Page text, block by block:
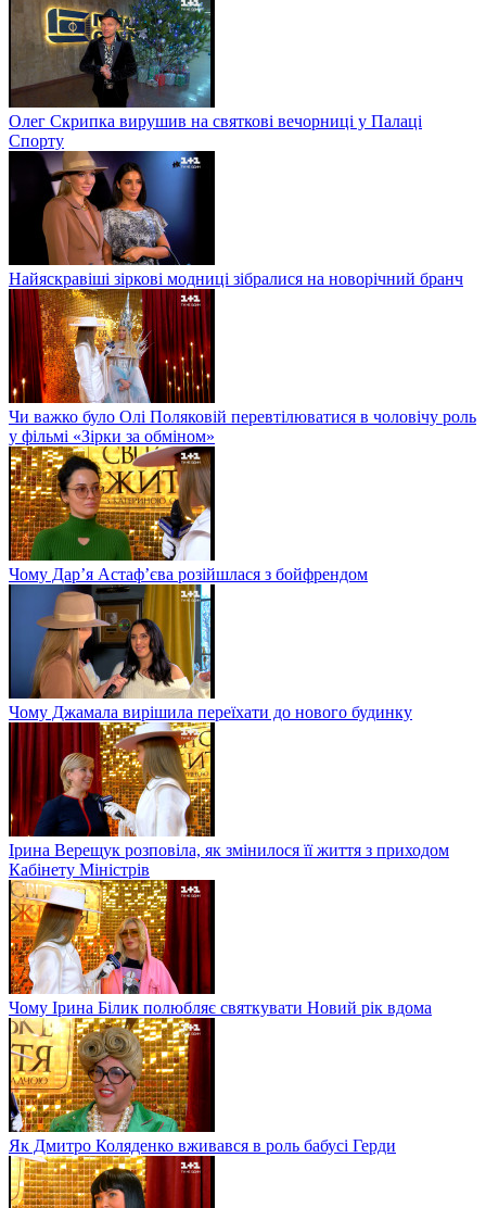
Олег Скрипка вирушив на святкові вечорниці у Палаці
Спорту
Найяскравіші зіркові модниці зібралися на новорічний бранч
Чи важко було Олі Поляковій перевтілюватися в чоловічу роль
у фільмі «Зірки за обміном»
Чому Дар’я Астаф’єва розійшлася з бойфрендом
Чому Джамала вирішила переїхати до нового будинку
Ірина Верещук розповіла, як змінилося її життя з приходом
Кабінету Міністрів
Чому Ірина Білик полюбляє святкувати Новий рік вдома
Як Дмитро Коляденко вживався в роль бабусі Герди